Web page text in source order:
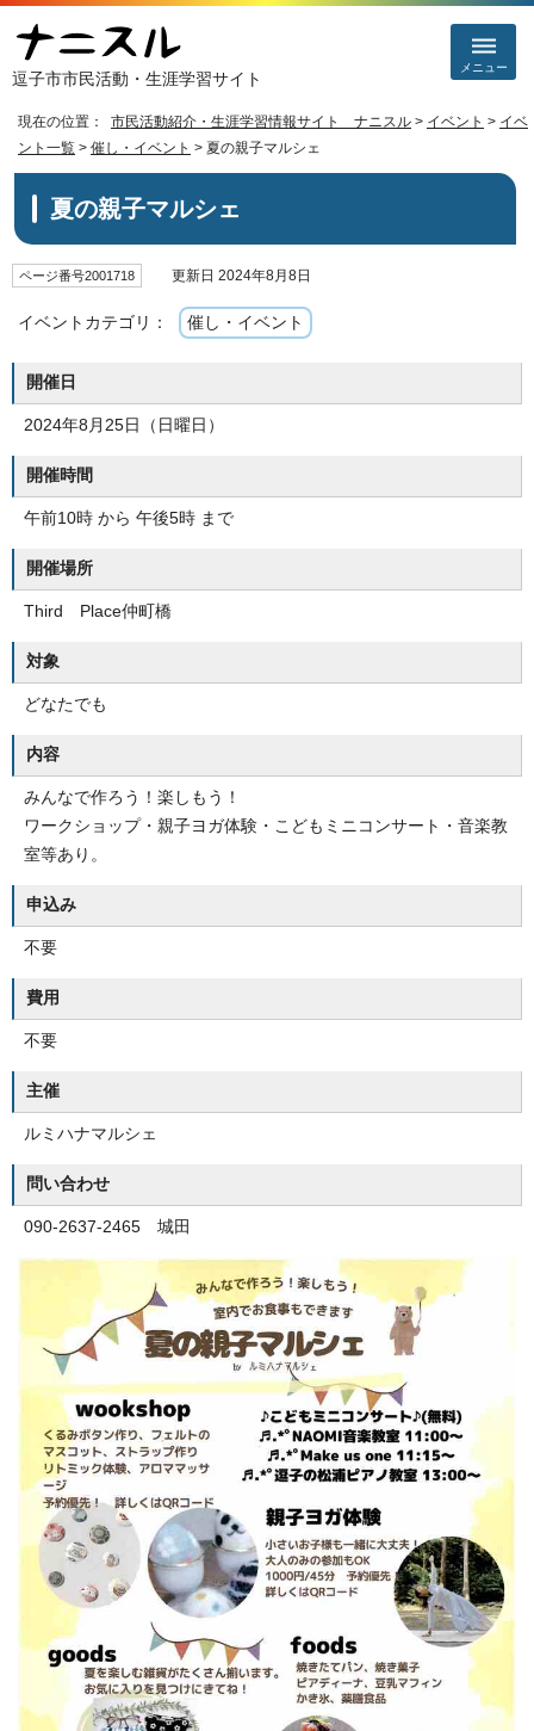
逗子市市民活動・生涯学習サイト
メニュー
現在の位置： 市民活動紹介・生涯学習情報サイト ナニスル > イベント > イベ
ント一覧 > 催し・イベント > 夏の親子マルシェ
夏の親子マルシェ
ページ番号2001718 更新日 2024年8月8日
イベントカテゴリ： 催し・イベント
開催日
2024年8月25日（日曜日）
開催時間
午前10時 から 午後5時 まで
開催場所
Third Place仲町橋
対象
どなたでも
内容
みんなで作ろう！楽しもう！
ワークショップ・親子ヨガ体験・こどもミニコンサート・音楽教
室等あり。
申込み
不要
費用
不要
主催
ルミハナマルシェ
問い合わせ
090-2637-2465 城田